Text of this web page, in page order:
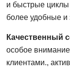
и быстрые циклы
более удобные
Качественный
особое
клиентами.,